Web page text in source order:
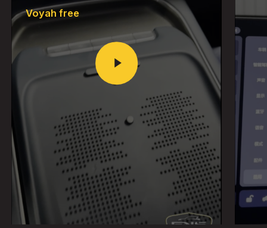
Voyah free